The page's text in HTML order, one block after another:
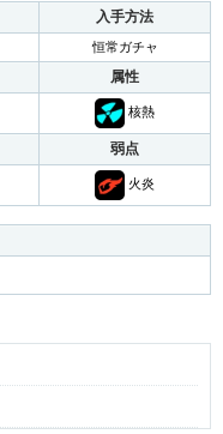
入手方法
恒常ガチャ
属性
核熱
弱点
火炎